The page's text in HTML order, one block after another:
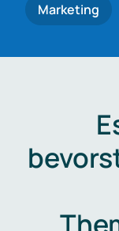
Marketing